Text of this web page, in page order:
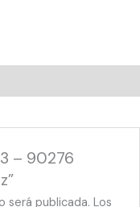
– 90276
será publicada. Los